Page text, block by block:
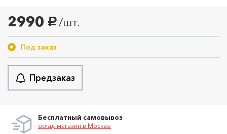
2990 руб. /шт.
Под заказ
Предзаказ
Бесплатный самовывоз
склад-магазин в Москве